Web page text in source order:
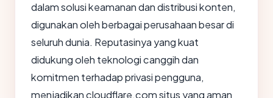
dalam solusi keamanan dan distribusi konten,
digunakan oleh berbagai perusahaan besar di
seluruh dunia. Reputasinya yang kuat
didukung oleh teknologi canggih dan
komitmen terhadap privasi pengguna,
menjadikan cloudflare.com situs yang aman